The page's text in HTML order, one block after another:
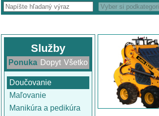
Služby
Ponuka Dopyt Všetko
Doučovanie
Maľovanie
Manikúra a pedikúra